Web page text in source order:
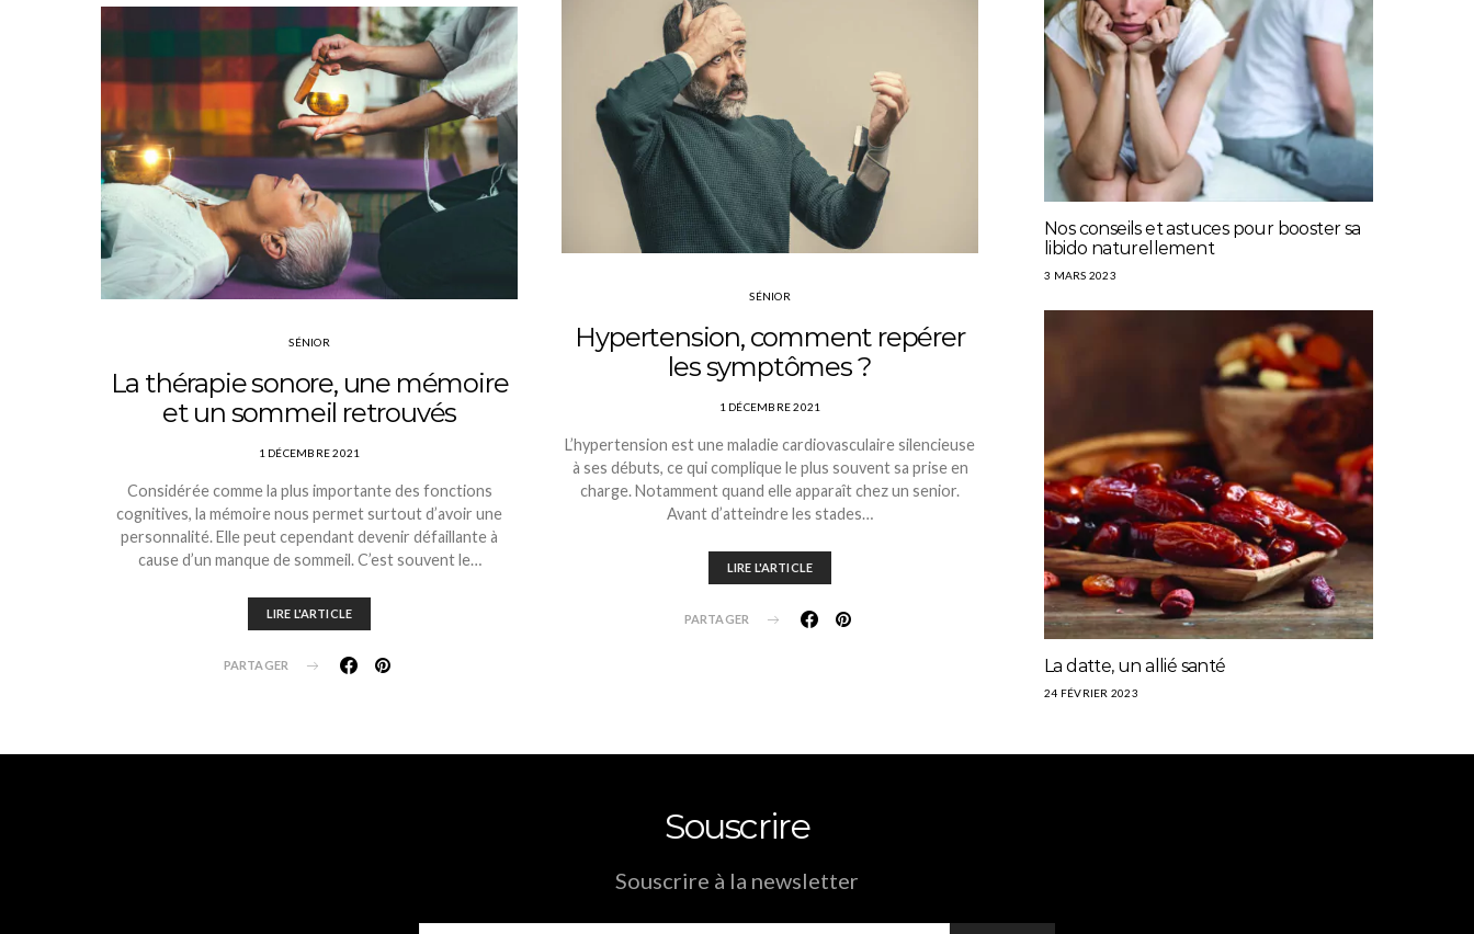
SÉNIOR
La thérapie sonore, une mémoire
et un sommeil retrouvés
1 DÉCEMBRE 2021
Considérée comme la plus importante des fonctions
cognitives, la mémoire nous permet surtout d’avoir une
personnalité. Elle peut cependant devenir défaillante à
cause d’un manque de sommeil. C’est souvent le…
LIRE L'ARTICLE
PARTAGER
SÉNIOR
Hypertension, comment repérer
les symptômes ?
1 DÉCEMBRE 2021
L’hypertension est une maladie cardiovasculaire silencieuse
à ses débuts, ce qui complique le plus souvent sa prise en
charge. Notamment quand elle apparaît chez un senior.
Avant d’atteindre les stades…
LIRE L'ARTICLE
PARTAGER
Nos conseils et astuces pour booster sa
libido naturellement
3 MARS 2023
La datte, un allié santé
24 FÉVRIER 2023
Souscrire
Souscrire à la newsletter